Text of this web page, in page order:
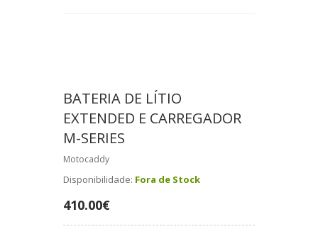
BATERIA DE LÍTIO
EXTENDED E CARREGADOR
M-SERIES
Motocaddy
Disponibilidade: Fora de Stock
410.00€